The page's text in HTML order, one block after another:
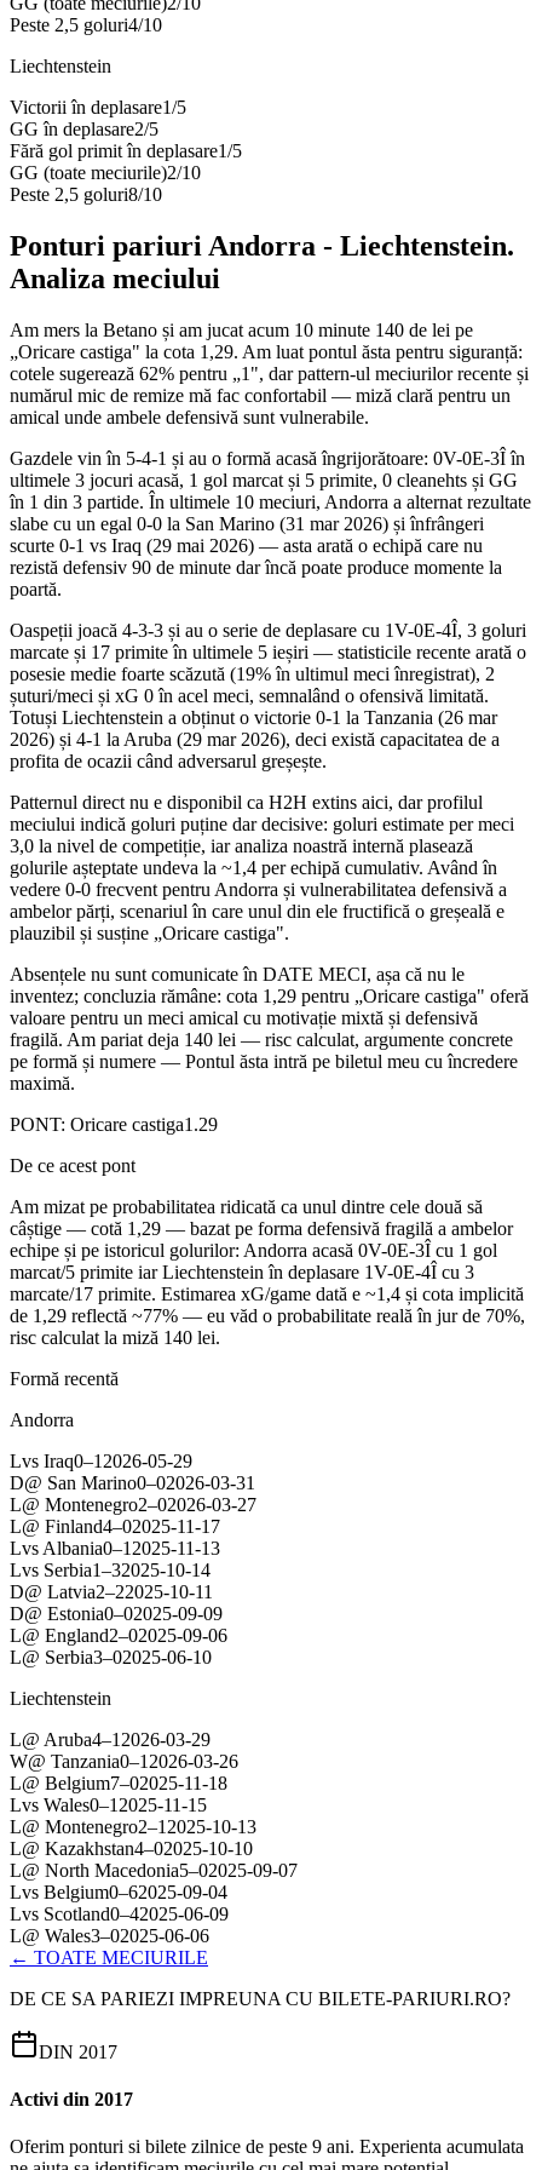
Peste 2,5 goluri4/10
Liechtenstein
Victorii în deplasare1/5
GG în deplasare2/5
Fără gol primit în deplasare1/5
GG (toate meciurile)2/10
Peste 2,5 goluri8/10
Ponturi pariuri Andorra - Liechtenstein.
Analiza meciului
Am mers la Betano și am jucat acum 10 minute 140 de lei pe
„Oricare castiga" la cota 1,29. Am luat pontul ăsta pentru siguranță:
cotele sugerează 62% pentru „1", dar pattern-ul meciurilor recente și
numărul mic de remize mă fac confortabil — miză clară pentru un
amical unde ambele defensivă sunt vulnerabile.
Gazdele vin în 5-4-1 și au o formă acasă îngrijorătoare: 0V-0E-3Î în
ultimele 3 jocuri acasă, 1 gol marcat și 5 primite, 0 cleanehts și GG
în 1 din 3 partide. În ultimele 10 meciuri, Andorra a alternat rezultate
slabe cu un egal 0-0 la San Marino (31 mar 2026) și înfrângeri
scurte 0-1 vs Iraq (29 mai 2026) — asta arată o echipă care nu
rezistă defensiv 90 de minute dar încă poate produce momente la
poartă.
Oaspeții joacă 4-3-3 și au o serie de deplasare cu 1V-0E-4Î, 3 goluri
marcate și 17 primite în ultimele 5 ieșiri — statisticile recente arată o
posesie medie foarte scăzută (19% în ultimul meci înregistrat), 2
șuturi/meci și xG 0 în acel meci, semnalând o ofensivă limitată.
Totuși Liechtenstein a obținut o victorie 0-1 la Tanzania (26 mar
2026) și 4-1 la Aruba (29 mar 2026), deci există capacitatea de a
profita de ocazii când adversarul greșește.
Patternul direct nu e disponibil ca H2H extins aici, dar profilul
meciului indică goluri puține dar decisive: goluri estimate per meci
3,0 la nivel de competiție, iar analiza noastră internă plasează
golurile așteptate undeva la ~1,4 per echipă cumulativ. Având în
vedere 0-0 frecvent pentru Andorra și vulnerabilitatea defensivă a
ambelor părți, scenariul în care unul din ele fructifică o greșeală e
plauzibil și susține „Oricare castiga".
Absențele nu sunt comunicate în DATE MECI, așa că nu le
inventez; concluzia rămâne: cota 1,29 pentru „Oricare castiga" oferă
valoare pentru un meci amical cu motivație mixtă și defensivă
fragilă. Am pariat deja 140 lei — risc calculat, argumente concrete
pe formă și numere — Pontul ăsta intră pe biletul meu cu încredere
maximă.
PONT: Oricare castiga1.29
De ce acest pont
Am mizat pe probabilitatea ridicată ca unul dintre cele două să
câștige — cotă 1,29 — bazat pe forma defensivă fragilă a ambelor
echipe și pe istoricul golurilor: Andorra acasă 0V-0E-3Î cu 1 gol
marcat/5 primite iar Liechtenstein în deplasare 1V-0E-4Î cu 3
marcate/17 primite. Estimarea xG/game dată e ~1,4 și cota implicită
de 1,29 reflectă ~77% — eu văd o probabilitate reală în jur de 70%,
risc calculat la miză 140 lei.
Formă recentă
Andorra
Lvs Iraq0–1 2026-05-29
D@ San Marino0–02026-03-31
L@ Montenegro2–02026-03-27
L@ Finland4–02025-11-17
Lvs Albania0–1 2025-11-13
Lvs Serbia1–32025-10-14
D@ Latvia2–22025-10-11
D@ Estonia0–02025-09-09
L@ England2–02025-09-06
L@ Serbia3–02025-06-10
Liechtenstein
L@ Aruba4–1 2026-03-29
W@ Tanzania0–1 2026-03-26
L@ Belgium7–02025-11-18
Lvs Wales0–1 2025-11-15
L@ Montenegro2–1 2025-10-13
L@ Kazakhstan4–02025-10-10
L@ North Macedonia5–02025-09-07
Lvs Belgium0–62025-09-04
Lvs Scotland0–42025-06-09
L@ Wales3–02025-06-06
← TOATE MECIURILE
DE CE SA PARIEZI IMPREUNA CU BILETE-PARIURI.RO?
DIN 2017
Activi din 2017
Oferim ponturi si bilete zilnice de peste 9 ani. Experienta acumulata